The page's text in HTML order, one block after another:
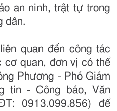
an ninh, trật tự trong
dân.
quan đến công tác
cơ quan, đơn vị có thể
Phương - Phó Giám
tin - Công báo, Văn
0913.099.856) để